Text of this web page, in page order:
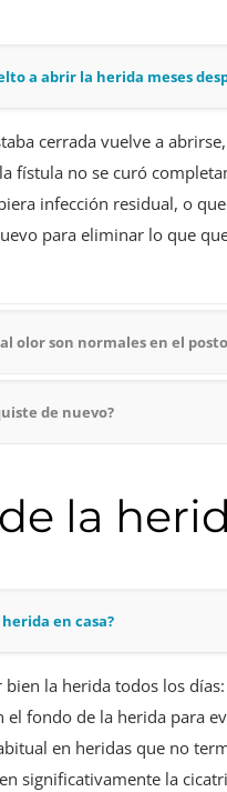
a abrir la herida meses
cerrada vuelve a
fístula no se curó
infección residual, o
para eliminar lo que
olor son normales en el
de nuevo?
la
en casa?
la herida todos los
fondo de la herida para
en heridas que no
significativamente la